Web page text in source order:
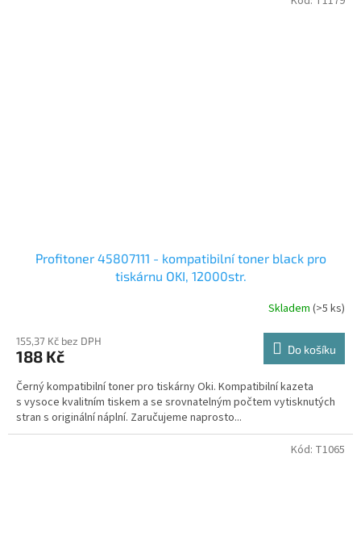
Profitoner 45807111 - kompatibilní toner black pro
tiskárnu OKI, 12000str.
Skladem (>5 ks)
155,37 Kč bez DPH
188 Kč Do košíku
Černý kompatibilní toner pro tiskárny Oki. Kompatibilní kazeta
s vysoce kvalitním tiskem a se srovnatelným počtem vytisknutých
stran s originální náplní. Zaručujeme naprosto...
Kód: T1065